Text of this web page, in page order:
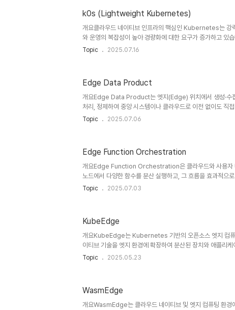
공공 안전 및 산업 활성화공공성과 기술혁신의 균형 지향적용
소방·항공·우주기관 등 모든 무선기기 운용자IoT, 드론, 자율
k0s (Lightweight Kubernetes)
개요클라우드 네이티브 인프라의 핵심인 Kubernetes는 강
와 운영의 복잡성이 높아 경량화에 대한 요구가 증가하고 있
여 등장한 것이 k0s입니다. k0s는 Mirantis에서 개발한 초경
는 단일 바이너리 기반의 Kubernetes 배포판입니다.컨트롤
부트스트래핑, 네트워크 플러그인, 스토리지 드라이버 등 모
Topic 2025.07.16
Edge Data Product
개요Edge Data Product는 엣지(Edge) 위치에서 생성·수
처리, 정제하여 중앙 시스템이나 클라우드로 이전 없이도 직
적인 데이터 제품 단위입니다. 데이터 메쉬(Data Mesh)와 데
적에 최적화된 데이터 처리·정의·제공 단위. API, 스키마,
엣지 위치에서 생성 및 가공된 데이터를 서비..
Topic 2025.07.06
Edge Function Orchestration
개요Edge Function Orchestration은 클라우드와 사용자
노드에서 다양한 함수를 분산 실행하고, 그 흐름을 효과적으
을 동시에 확보하는 기술입니다. 이는 지연 최소화, 네트워크
으로 관리하는 아키텍처 설계 전략입니다.Edge Function: 짧
리스 단위 함수Orchestration: 실행..
Topic 2025.07.03
KubeEdge
개요KubeEdge는 Kubernetes 기반의 오픈소스 엣지 컴퓨
이티브 기술을 엣지 환경에 확장하여 분산된 장치와 애플리
있게 해줍니다. IoT, 산업 자동화, 스마트시티, 제조 등에서 클
처: Cloud Core(K8s 마스터) + Edge Core(에이전트 노
Native Computing Foundation)목표: 지연 ..
Topic 2025.05.23
WasmEdge
개요WasmEdge는 클라우드 네이티브 및 엣지 컴퓨팅 환경